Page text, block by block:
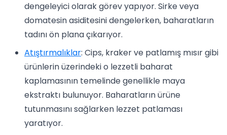
dengeleyici olarak görev yapıyor. Sirke veya
domatesin asiditesini dengelerken, baharatların
tadını ön plana çıkarıyor.
Atıştırmalıklar: Cips, kraker ve patlamış mısır gibi
ürünlerin üzerindeki o lezzetli baharat
kaplamasının temelinde genellikle maya
ekstraktı bulunuyor. Baharatların ürüne
tutunmasını sağlarken lezzet patlaması
yaratıyor.